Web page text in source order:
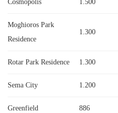
Cosmopolis 1.500
Moghioros Park
Residence
1.300
Rotar Park Residence 1.300
Sema City 1.200
Greenfield 886